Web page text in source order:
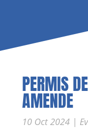
PERMIS
AMENDE
10 Oct 2024|